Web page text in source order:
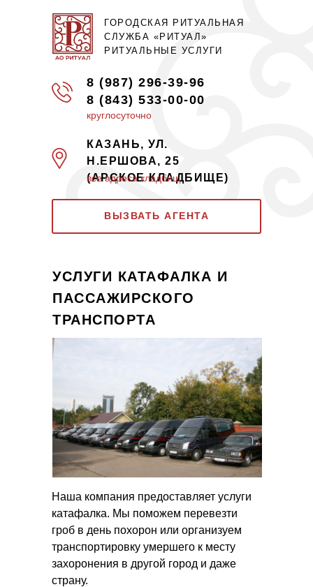
ВЫЗВАТЬ АГЕНТА
КАЗАНЬ, УЛ.
Н.ЕРШОВА, 25
(АРСКОЕ КЛАДБИЩЕ)
все адреса кладбищ
ГОРОДСКАЯ РИТУАЛЬНАЯ
СЛУЖБА «‎РИТУАЛ»
РИТУАЛЬНЫЕ УСЛУГИ
8 (987) 296-39-96
круглосуточно
8 (843) 533-00-00
УСЛУГИ КАТАФАЛКА И
ПАССАЖИРСКОГО
ТРАНСПОРТА
Наша компания предоставляет услуги
катафалка. Мы поможем перевезти
гроб в день похорон или организуем
транспортировку умершего к месту
захоронения в другой город и даже
страну.